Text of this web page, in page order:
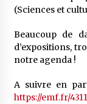
(Sciences et
Beaucoup de
d’expositions,
notre agenda !
A suivre en
https://emf.fr/